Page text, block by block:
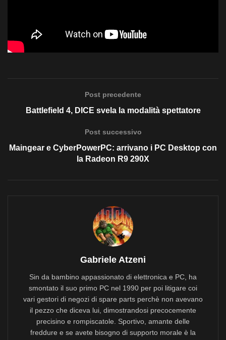
Post precedente
Battlefield 4, DICE svela la modalità spettatore
Post successivo
Maingear e CyberPowerPC: arrivano i PC Desktop con
la Radeon R9 290X
Gabriele Atzeni
Sin da bambino appassionato di elettronica e PC, ha
smontato il suo primo PC nel 1990 per poi litigare coi
vari gestori di negozi di spare parts perchè non avevano
il pezzo che diceva lui, dimostrandosi precocemente
precisino e rompiscatole. Sportivo, amante delle
freddure e se avete bisogno di supporto morale è la